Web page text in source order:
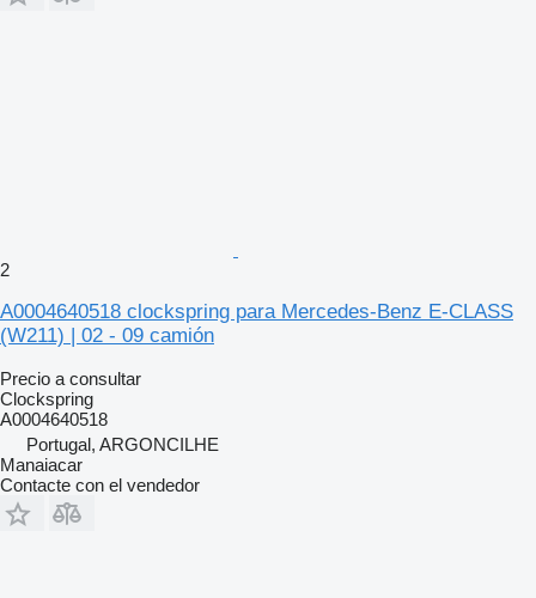
2
A0004640518 clockspring para Mercedes-Benz E-CLASS
(W211) | 02 - 09 camión
Precio a consultar
Clockspring
A0004640518
Portugal, ARGONCILHE
Manaiacar
Contacte con el vendedor